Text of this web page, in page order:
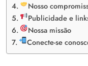
Nosso
Publicidade e
Nossa missão
Conecte-se